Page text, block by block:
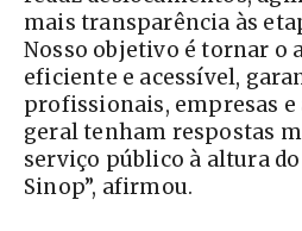
mais transparência às
Nosso objetivo é tornar o
eficiente e acessível,
profissionais, empresas e
geral tenham respostas
serviço público à altura
Sinop”, afirmou.